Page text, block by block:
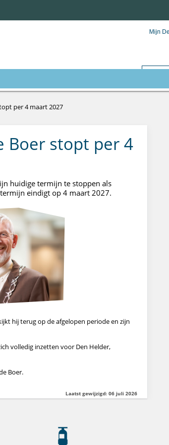
Mijn
per 4 maart 2027
Boer stopt per 4
huidige termijn te stoppen als
eindigt op 4 maart 2027.
hij terug op de afgelopen periode en zijn
volledig inzetten voor Den Helder,
Boer.
Laatst gewijzigd: 06 juli 2026